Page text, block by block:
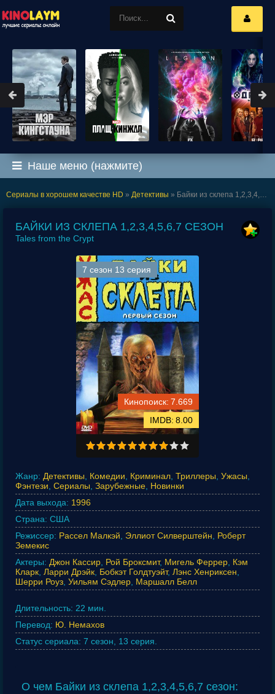
Наше меню (нажмите)
Сериалы в хорошем качестве HD » Детективы » Байки из склепа 1,2,3,4,5,6,7 сезон
БАЙКИ ИЗ СКЛЕПА 1,2,3,4,5,6,7 СЕЗОН
Tales from the Crypt
7 сезон 13 серия
7.669
8.00
Жанр: Детективы Комедии Криминал Триллеры Ужасы
Фэнтези Сериалы Зарубежные Новинки
Дата выхода: 1996
Страна: США
Режиссер: Рассел Малкэй Эллиот Силверштейн
Роберт
Земекис
Актеры: Джон Кассир Рой Броксмит, Мигель Феррер Кэм
Кларк Ларри Дрэйк Бобкэт Голдтуэйт, Лэнс Хенриксен
Шерри Роуз Уильям Сэдлер Маршалл Белл
Длительность: 22 мин.
Перевод: Ю. Немахов
Статус сериала: 7 сезон, 13 серия.
О чем Байки из склепа 1,2,3,4,5,6,7 сезон: